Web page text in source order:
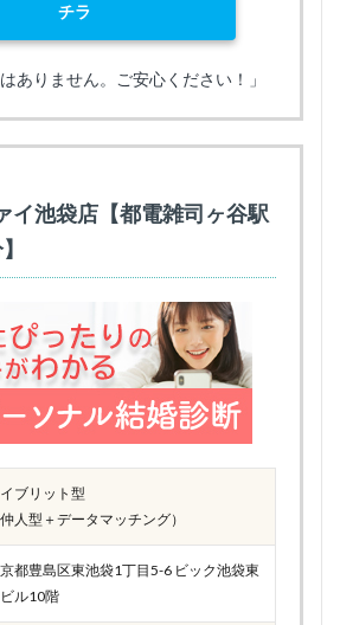
チラ
ありません。ご安心ください！」
イ池袋店【都電雑司ヶ谷駅
ブリット型
仲人型＋データマッチング）
都豊島区東池袋1丁目5-6 ビック池袋東
ル10階